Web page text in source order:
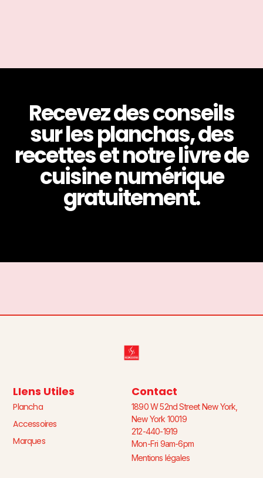
Recevez des conseils
sur les planchas, des
recettes et notre livre de
cuisine numérique
gratuitement.
LIens Utiles
Plancha
Accessoires
Marques
Contact
1890 W 52nd Street New York,
New York 10019
212-440-1919
Mon-Fri 9am-6pm
Mentions légales